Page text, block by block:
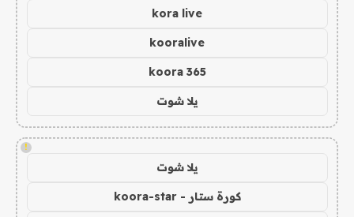
kora live
kooralive
koora 365
يلا شوت
!
يلا شوت
كورة ستار - koora-star